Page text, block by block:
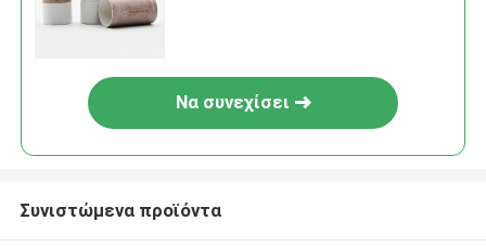
Να συνεχίσει
Συνιστώμενα προϊόντα